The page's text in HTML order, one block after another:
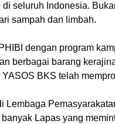
seluruh Indonesia.
sampah dan limbah.
dengan program
berbagai barang
BKS telah
Lembaga
Lapas yang